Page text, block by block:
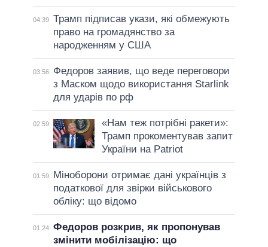
04:39 Трамп підписав укази, які обмежують
право на громадянство за
народженням у США
03:56
Федоров заявив, що веде переговори
з Маском щодо використання Starlink
для ударів по рф
02:59
«Нам теж потрібні ракети»:
Трамп прокоментував запит
України на Patriot
01:59
Міноборони отримає дані українців з
податкової для звірки військового
обліку: що відомо
01:24 Федоров розкрив, як пропонував
змінити мобілізацію: що